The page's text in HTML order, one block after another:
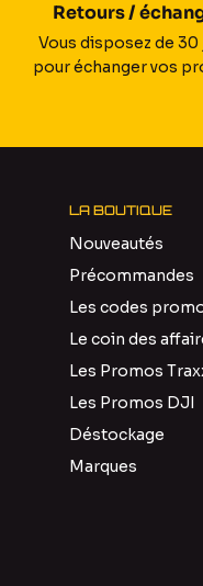
Retours /
Vous disposez de
pour échanger vos
LA BOUTIQUE
Nouveautés
Précommandes
Les codes
Le coin des
Les Promos
Les Promos DJI
Déstockage
Marques